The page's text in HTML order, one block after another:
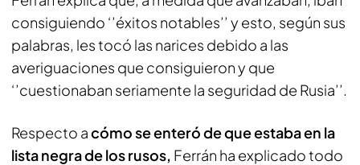
consiguiendo ‘’éxitos notables’’ y esto, según sus
palabras, les tocó las narices debido a las
averiguaciones que consiguieron y que
‘’cuestionaban seriamente la seguridad de Rusia’’.
Respecto acómo se enteró de que estaba en la
lista negra de los rusos, Ferrán ha explicado todo